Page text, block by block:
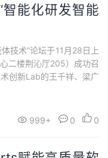
能化研发智能
技术”论坛于11月28日上
二楼荆沁厅205）成功召
创新Lab的王千祥、梁广
航空航天大学高祥副教
院软件研究所孙泽宇副研
999+ 0 0